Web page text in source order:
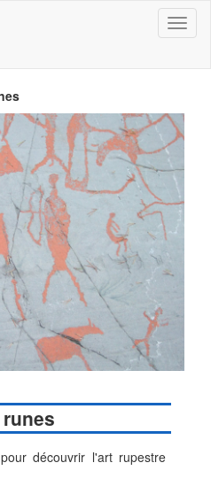
Toggle
découvrir l'art rupestre